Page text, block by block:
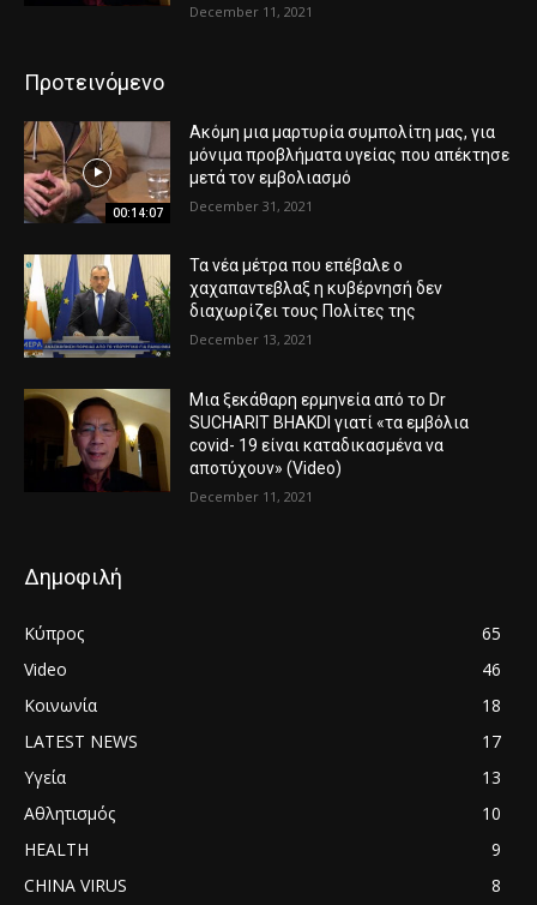
December 11, 2021
Προτεινόμενο
00:14:07
Ακόμη μια μαρτυρία συμπολίτη μας, για
μόνιμα προβλήματα υγείας που απέκτησε
μετά τον εμβολιασμό
December 31, 2021
Τα νέα μέτρα που επέβαλε ο
χαχαπαντεβλαξ η κυβέρνησή δεν
διαχωρίζει τους Πολίτες της
December 13, 2021
Μια ξεκάθαρη ερμηνεία από το Dr
SUCHARIT BHAKDI γιατί «τα εμβόλια
covid- 19 είναι καταδικασμένα να
αποτύχουν» (Video)
December 11, 2021
Δημοφιλή
Κύπρος
65
Video
46
Κοινωνία
18
LATEST NEWS
17
Υγεία
13
Αθλητισμός
10
HEALTH
9
CHINA VIRUS
8